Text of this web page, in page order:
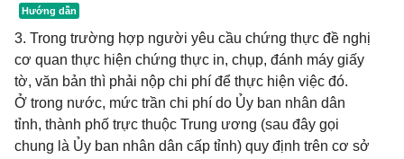
3. Trong trường hợp người yêu cầu chứng thực đề nghị
cơ quan thực hiện chứng thực in, chụp, đánh máy giấy
tờ, văn bản thì phải nộp chi phí để thực hiện việc đó.
Ở trong nước, mức trần chi phí do Ủy ban nhân dân
tỉnh, thành phố trực thuộc Trung ương (sau đây gọi
chung là Ủy ban nhân dân cấp tỉnh) quy định trên cơ sở